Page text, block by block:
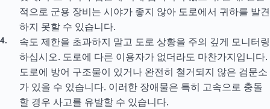
적으로 군용 장비는 시야가 좋지 않아 도로에서 귀하를 발견
하지 못할 수 있습니다.
속도 제한을 초과하지 말고 도로 상황을 주의 깊게 모니터링
하십시오. 도로에 다른 이용자가 없더라도 마찬가지입니다.
도로에 방어 구조물이 있거나 완전히 철거되지 않은 검문소
가 있을 수 있습니다. 이러한 장애물은 특히 고속으로 충돌
할 경우 사고를 유발할 수 있습니다.